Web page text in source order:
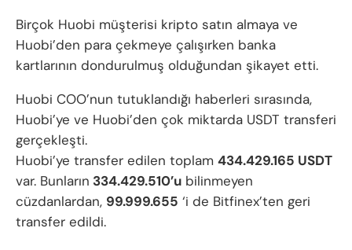
Birçok Huobi müşterisi kripto satın almaya ve
Huobi’den para çekmeye çalışırken banka
kartlarının dondurulmuş olduğundan şikayet etti.
Huobi COO’nun tutuklandığı haberleri sırasında,
Huobi’ye ve Huobi’den çok miktarda USDT transferi
gerçekleşti.
Huobi’ye transfer edilen toplam 434.429.165 USDT
var. Bunların 334.429.510’u bilinmeyen
cüzdanlardan, 99.999.655 ‘i de Bitfinex’ten geri
transfer edildi.